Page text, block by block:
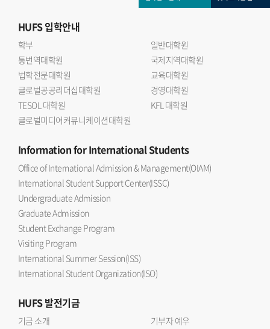
HUFS입학안내
학부
일반대학원
통번역대학원
국제지역대학원
법학전문대학원
교육대학원
글로벌공공리더십대학원
경영대학원
TESOL 대학원
KFL 대학원
글로벌미디어커뮤니케이션대학원
Informationfor International Students
Office of International Admission & Management(OIAM)
International Student Support Center(ISSC)
Undergraduate Admission
Graduate Admission
Student Exchange Program
Visiting Program
International Summer Session(ISS)
International Student Organization(ISO)
HUFS발전기금
기금 소개
기부자 예우